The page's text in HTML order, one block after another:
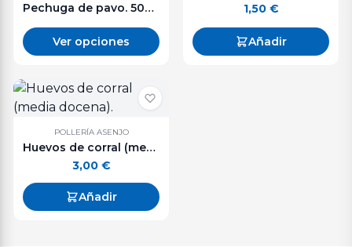
Pechuga de pavo. 500 g. aprox.
Ver opciones
1,50 €
Añadir
POLLERÍA ASENJO
Huevos de corral (media docena).
3,00 €
Añadir